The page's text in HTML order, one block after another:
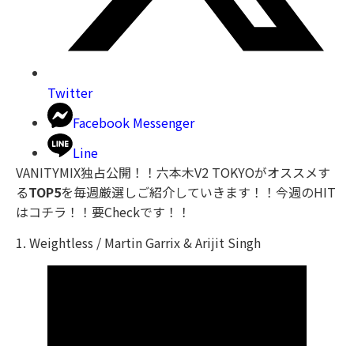
Twitter
Facebook Messenger
Line
VANITYMIX独占公開！！六本木V2 TOKYOがオススメす
るTOP5を毎週厳選しご紹介していきます！！今週のHIT
はコチラ！！要Checkです！！
1. Weightless / Martin Garrix & Arijit Singh